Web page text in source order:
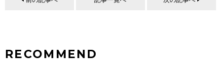
RECOMMEND